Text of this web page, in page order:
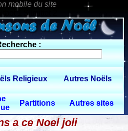
1 $limittot 2
:
Religieux Autres Noëls
Partitions Autres sites
a ce Noel joli